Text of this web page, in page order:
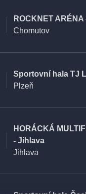
ROCKNET
Chomutov
Sportovní hala TJ
Plzeň
HORÁCKÁ
- Jihlava
Jihlava